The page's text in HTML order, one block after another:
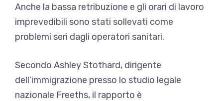
Anche la bassa retribuzione e gli orari di lavoro
imprevedibili sono stati sollevati come
problemi seri dagli operatori sanitari.
Secondo Ashley Stothard, dirigente
dell’immigrazione presso lo studio legale
nazionale Freeths, il rapporto è